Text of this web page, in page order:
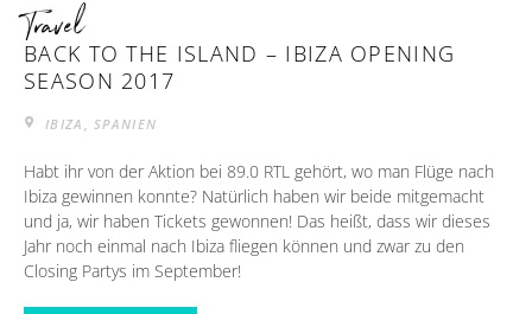
Travel
BACK TO THE ISLAND – IBIZA OPENING
SEASON 2017
IBIZA, SPANIEN
Habt ihr von der Aktion bei 89.0 RTL gehört, wo man Flüge nach
Ibiza gewinnen konnte? Natürlich haben wir beide mitgemacht
und ja, wir haben Tickets gewonnen! Das heißt, dass wir dieses
Jahr noch einmal nach Ibiza fliegen können und zwar zu den
Closing Partys im September!